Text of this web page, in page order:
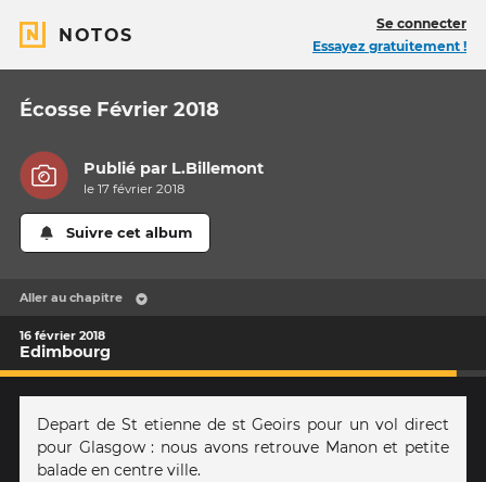
NOTOS
Se connecter
Essayez gratuitement !
Écosse Février 2018
Publié par L.Billemont
le 17 février 2018
Suivre cet album
Aller au chapitre
16 février 2018
Edimbourg
Depart de St etienne de st Geoirs pour un vol direct
pour Glasgow : nous avons retrouve Manon et petite
balade en centre ville.